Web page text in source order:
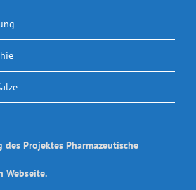
Projektes Pharmazeutische
Webseite.